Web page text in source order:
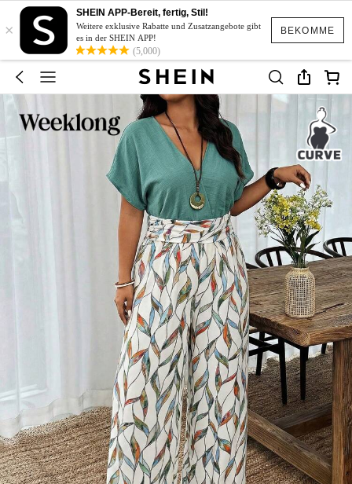
BEKOMME
×
SHEIN APP-Bereit, fertig, Stil!
Weitere exklusive Rabatte und Zusatzangebote gibt
es in der SHEIN APP!
(5,000)